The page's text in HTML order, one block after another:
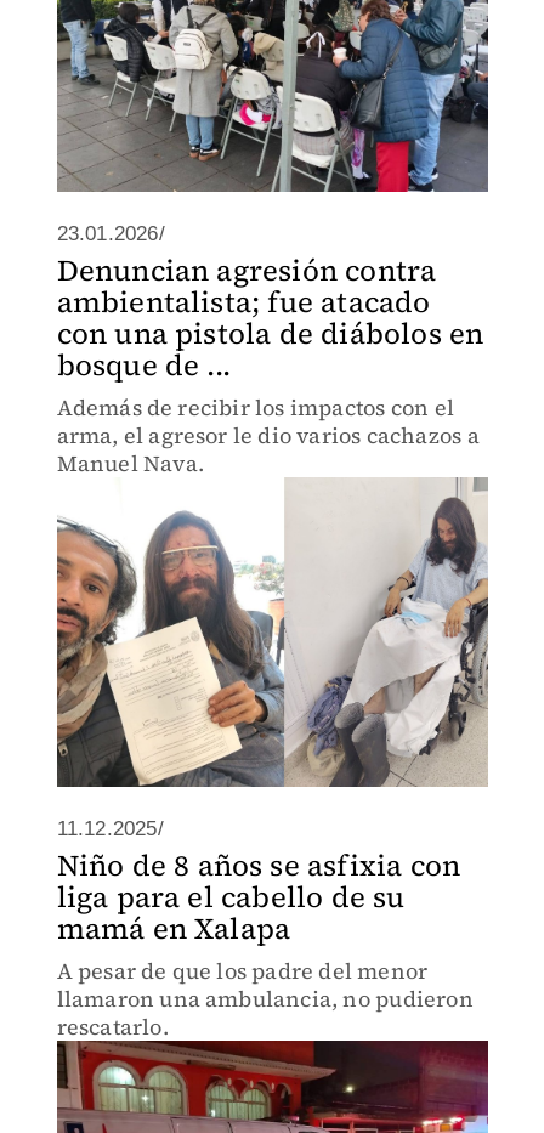
23.01.2026/
Denuncian agresión contra
ambientalista; fue atacado
con una pistola de diábolos en
bosque de ...
Además de recibir los impactos con el
arma, el agresor le dio varios cachazos a
Manuel Nava.
11.12.2025/
Niño de 8 años se asfixia con
liga para el cabello de su
mamá en Xalapa
A pesar de que los padre del menor
llamaron una ambulancia, no pudieron
rescatarlo.